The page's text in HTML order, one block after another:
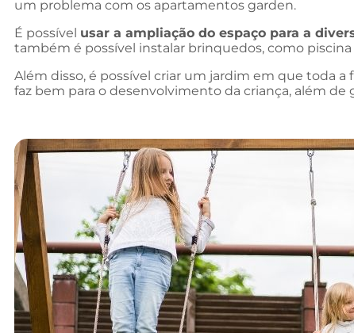
um problema com os apartamentos garden.
É possível usar a ampliação do espaço para a
também é possível instalar brinquedos, como
Além disso, é possível criar um jardim em que toda
faz bem para o desenvolvimento da criança, além